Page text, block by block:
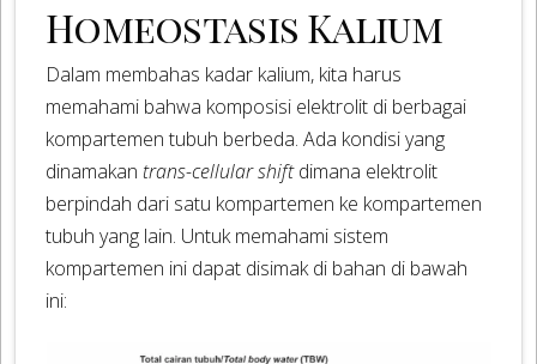
Homeostasis Kalium
Dalam membahas kadar kalium, kita harus
memahami bahwa komposisi elektrolit di berbagai
kompartemen tubuh berbeda. Ada kondisi yang
dinamakantrans-cellular shiftdimana elektrolit
berpindah dari satu kompartemen ke kompartemen
tubuh yang lain. Untuk memahami sistem
kompartemen ini dapat disimak di bahan di bawah
ini: